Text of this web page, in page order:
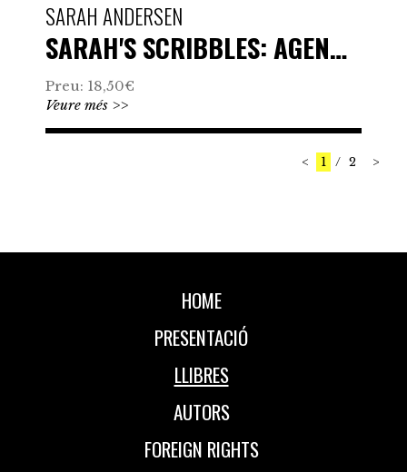
SARAH ANDERSEN
SARAH'S SCRIBBLES: AGENDA…
Preu: 18,50€
Veure més >>
< 1 2 >
HOME
PRESENTACIÓ
LLIBRES
AUTORS
FOREIGN RIGHTS